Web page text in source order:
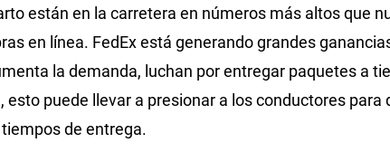
están en la carretera en números más altos que
en línea. FedEx está generando grandes
la demanda, luchan por entregar paquetes a
puede llevar a presionar a los conductores para
de entrega.